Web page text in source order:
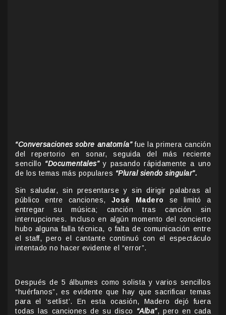
“Conversaciones sobre anatomía”fue la primera canción
del repertorio en sonar, seguida del más reciente
sencillo “Documentales”y pasando rápidamente a uno
de los temas más populares “Plural siendo singular”.
Sin saludar, sin presentarse y sin dirigir palabras al
público entre canciones, José Madero
se limitó a
entregar su música; canción tras canción sin
interrupciones. Incluso en algún momento del concierto
hubo alguna falla técnica, o falta de comunicación entre
el staff, pero el cantante continuó con el espectáculo
intentado no hacer evidente el “error”.
Después de 5 álbumes como solista y varios sencillos
“huérfanos”, es evidente que hay que sacrificar temas
para el ‘setlist’. En esta ocasión, Madero dejó fuera
todas las canciones de su disco “Alba”, pero en cada